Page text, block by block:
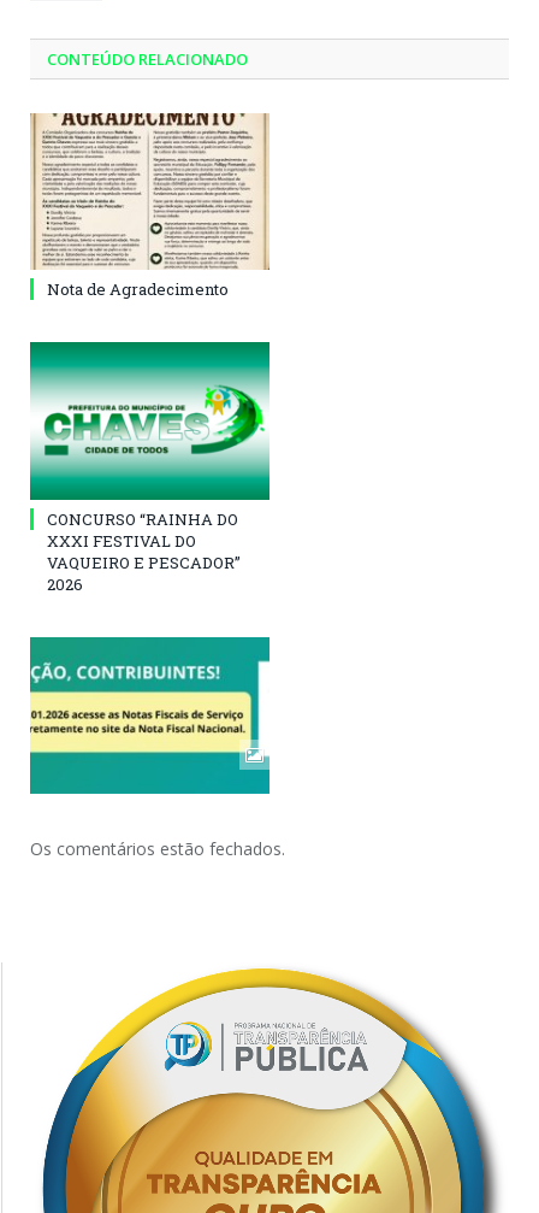
CONTEÚDO RELACIONADO
Nota de Agradecimento
CONCURSO “RAINHA DO
XXXI FESTIVAL DO
VAQUEIRO E PESCADOR”
2026
Os comentários estão fechados.